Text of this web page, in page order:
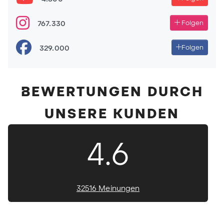
767.330 Folgen
329.000 Folgen
BEWERTUNGEN DURCH
UNSERE KUNDEN
4.6
32516 Meinungen